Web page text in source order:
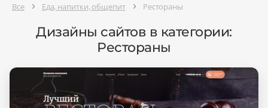
Все Еда, напитки, общепит Рестораны
Дизайны сайтов в категории:
Рестораны